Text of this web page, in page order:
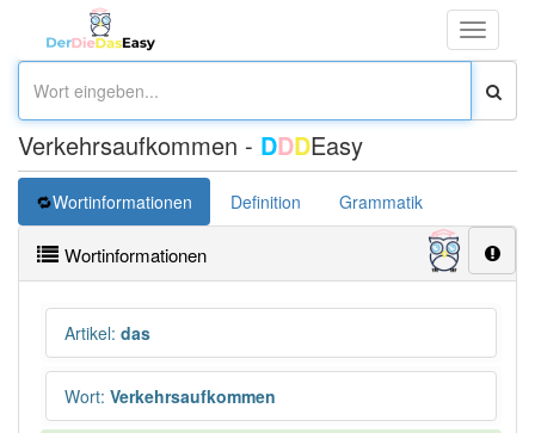
Toggle
Verkehrsaufkommen - DDDEasy
Wortinformationen Definition Grammatik
Wortinformationen
Artikel: das
Wort: Verkehrsaufkommen